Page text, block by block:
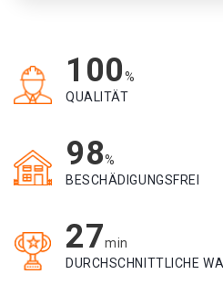
100%
QUALITÄT
98%
BESCHÄDIGUNGSFREI
27min
DURCHSCHNITTLICHE